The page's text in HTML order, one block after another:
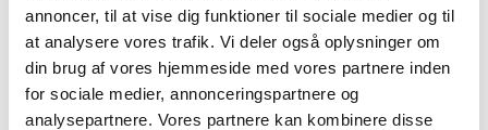
annoncer, til at vise dig funktioner til sociale medier og til
at analysere vores trafik. Vi deler også oplysninger om
din brug af vores hjemmeside med vores partnere inden
for sociale medier, annonceringspartnere og
analysepartnere. Vores partnere kan kombinere disse
KONTAKT FORHANDLER